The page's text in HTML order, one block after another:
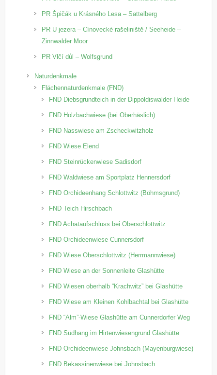
PR Špičák u Krásného Lesa – Sattelberg
PR U jezera – Cínovecké rašeliniště / Seeheide –
Zinnwalder Moor
PR Vlčí důl – Wolfsgrund
Naturdenkmale
Flächennaturdenkmale (FND)
FND Diebsgrundteich in der Dippoldiswalder Heide
FND Holzbachwiese (bei Oberhäslich)
FND Nasswiese am Zscheckwitzholz
FND Wiese Elend
FND Steinrückenwiese Sadisdorf
FND Waldwiese am Sportplatz Hennersdorf
FND Orchideenhang Schlottwitz (Böhmsgrund)
FND Teich Hirschbach
FND Achataufschluss bei Oberschlottwitz
FND Orchideenwiese Cunnersdorf
FND Wiese Oberschlottwitz (Herrmannwiese)
FND Wiese an der Sonnenleite Glashütte
FND Wiesen oberhalb “Krachwitz” bei Glashütte
FND Wiese am Kleinen Kohlbachtal bei Glashütte
FND “Alm”-Wiese Glashütte am Cunnerdorfer Weg
FND Südhang im Hirtenwiesengrund Glashütte
FND Orchideenwiese Johnsbach (Mayenburgwiese)
FND Bekassinenwiese bei Johnsbach